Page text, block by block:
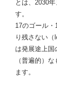
とは、2030
す。
17のゴール
り残さない
は発展途上国
（普遍的）
ます。